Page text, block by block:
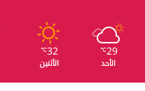
29
℃
الأحد
32
℃
الأثنين